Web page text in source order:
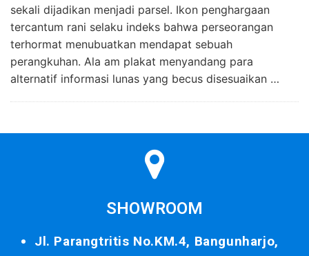
sekali dijadikan menjadi parsel. Ikon penghargaan
tercantum rani selaku indeks bahwa perseorangan
terhormat menubuatkan mendapat sebuah
perangkuhan. Ala am plakat menyandang para
alternatif informasi lunas yang becus disesuaikan …
SHOWROOM
Jl. Parangtritis No.KM.4, Bangunharjo,